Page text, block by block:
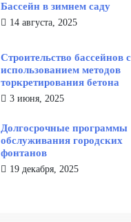
Бассейн в зимнем саду
14 августа, 2025
Строительство бассейнов с
использованием методов
торкретирования бетона
3 июня, 2025
Долгосрочные программы
обслуживания городских
фонтанов
19 декабря, 2025